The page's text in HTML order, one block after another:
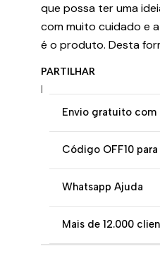
que possa ter uma
com muito cuidado e
é o produto. Desta
PARTILHAR
|
Envio gratuito com
Código OFF10
Whatsapp Ajuda
Mais de 12.000